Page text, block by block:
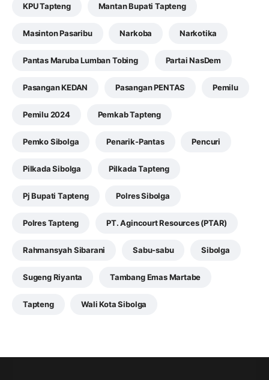
KPU Tapteng Mantan Bupati Tapteng
Masinton Pasaribu Narkoba Narkotika
Pantas Maruba Lumban Tobing Partai NasDem
Pasangan KEDAN Pasangan PENTAS Pemilu
Pemilu 2024 Pemkab Tapteng
Pemko Sibolga Penarik-Pantas Pencuri
Pilkada Sibolga Pilkada Tapteng
Pj Bupati Tapteng Polres Sibolga
Polres Tapteng PT. Agincourt Resources (PTAR)
Rahmansyah Sibarani Sabu-sabu Sibolga
Sugeng Riyanta Tambang Emas Martabe
Tapteng Wali Kota Sibolga